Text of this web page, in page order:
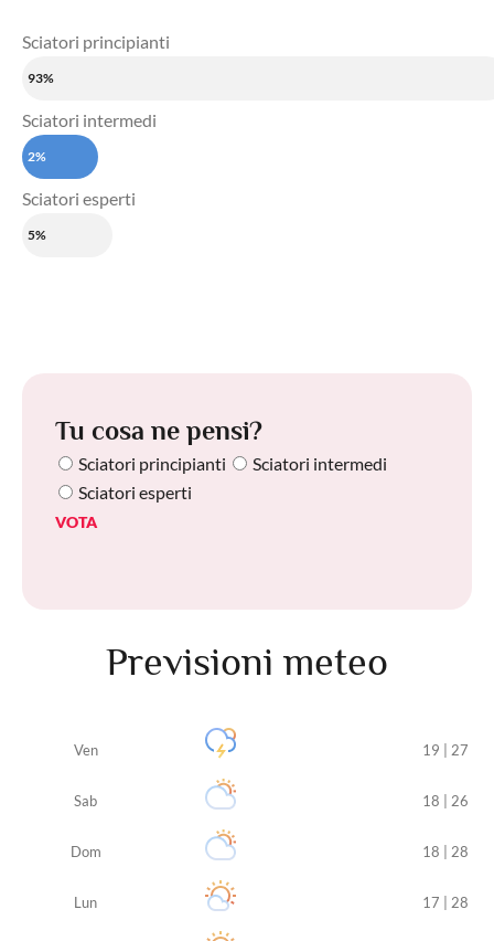
Sciatori principianti
93%
Sciatori intermedi
2%
Sciatori esperti
5%
Tu cosa ne pensi?
Sciatori principianti
Sciatori intermedi
Sciatori esperti
VOTA
Previsioni meteo
Ven 19 | 27
Sab 18 | 26
Dom 18 | 28
Lun 17 | 28